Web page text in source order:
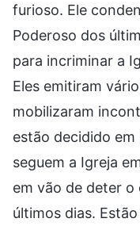
furioso. Ele
Poderoso dos
para incriminar a
Eles emitiram
mobilizaram
estão decidido
seguem a Igreja
em vão de deter o
últimos dias.